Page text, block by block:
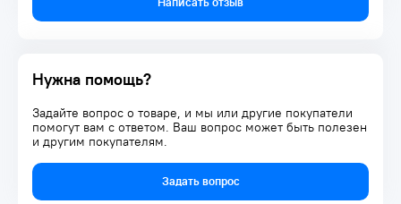
Нужна помощь?
Задайте вопрос о товаре, и мы или другие покупатели
помогут вам с ответом. Ваш вопрос может быть полезен
и другим покупателям.
Задать вопрос